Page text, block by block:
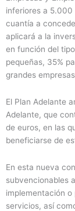
inferiores a
cuantía a
aplicará a la
en función del
pequeñas, 35%
grandes
El Plan Adelante
Adelante, que
de euros, en las
beneficiarse de
En esta nueva
subvencionables
implementación
servicios, así